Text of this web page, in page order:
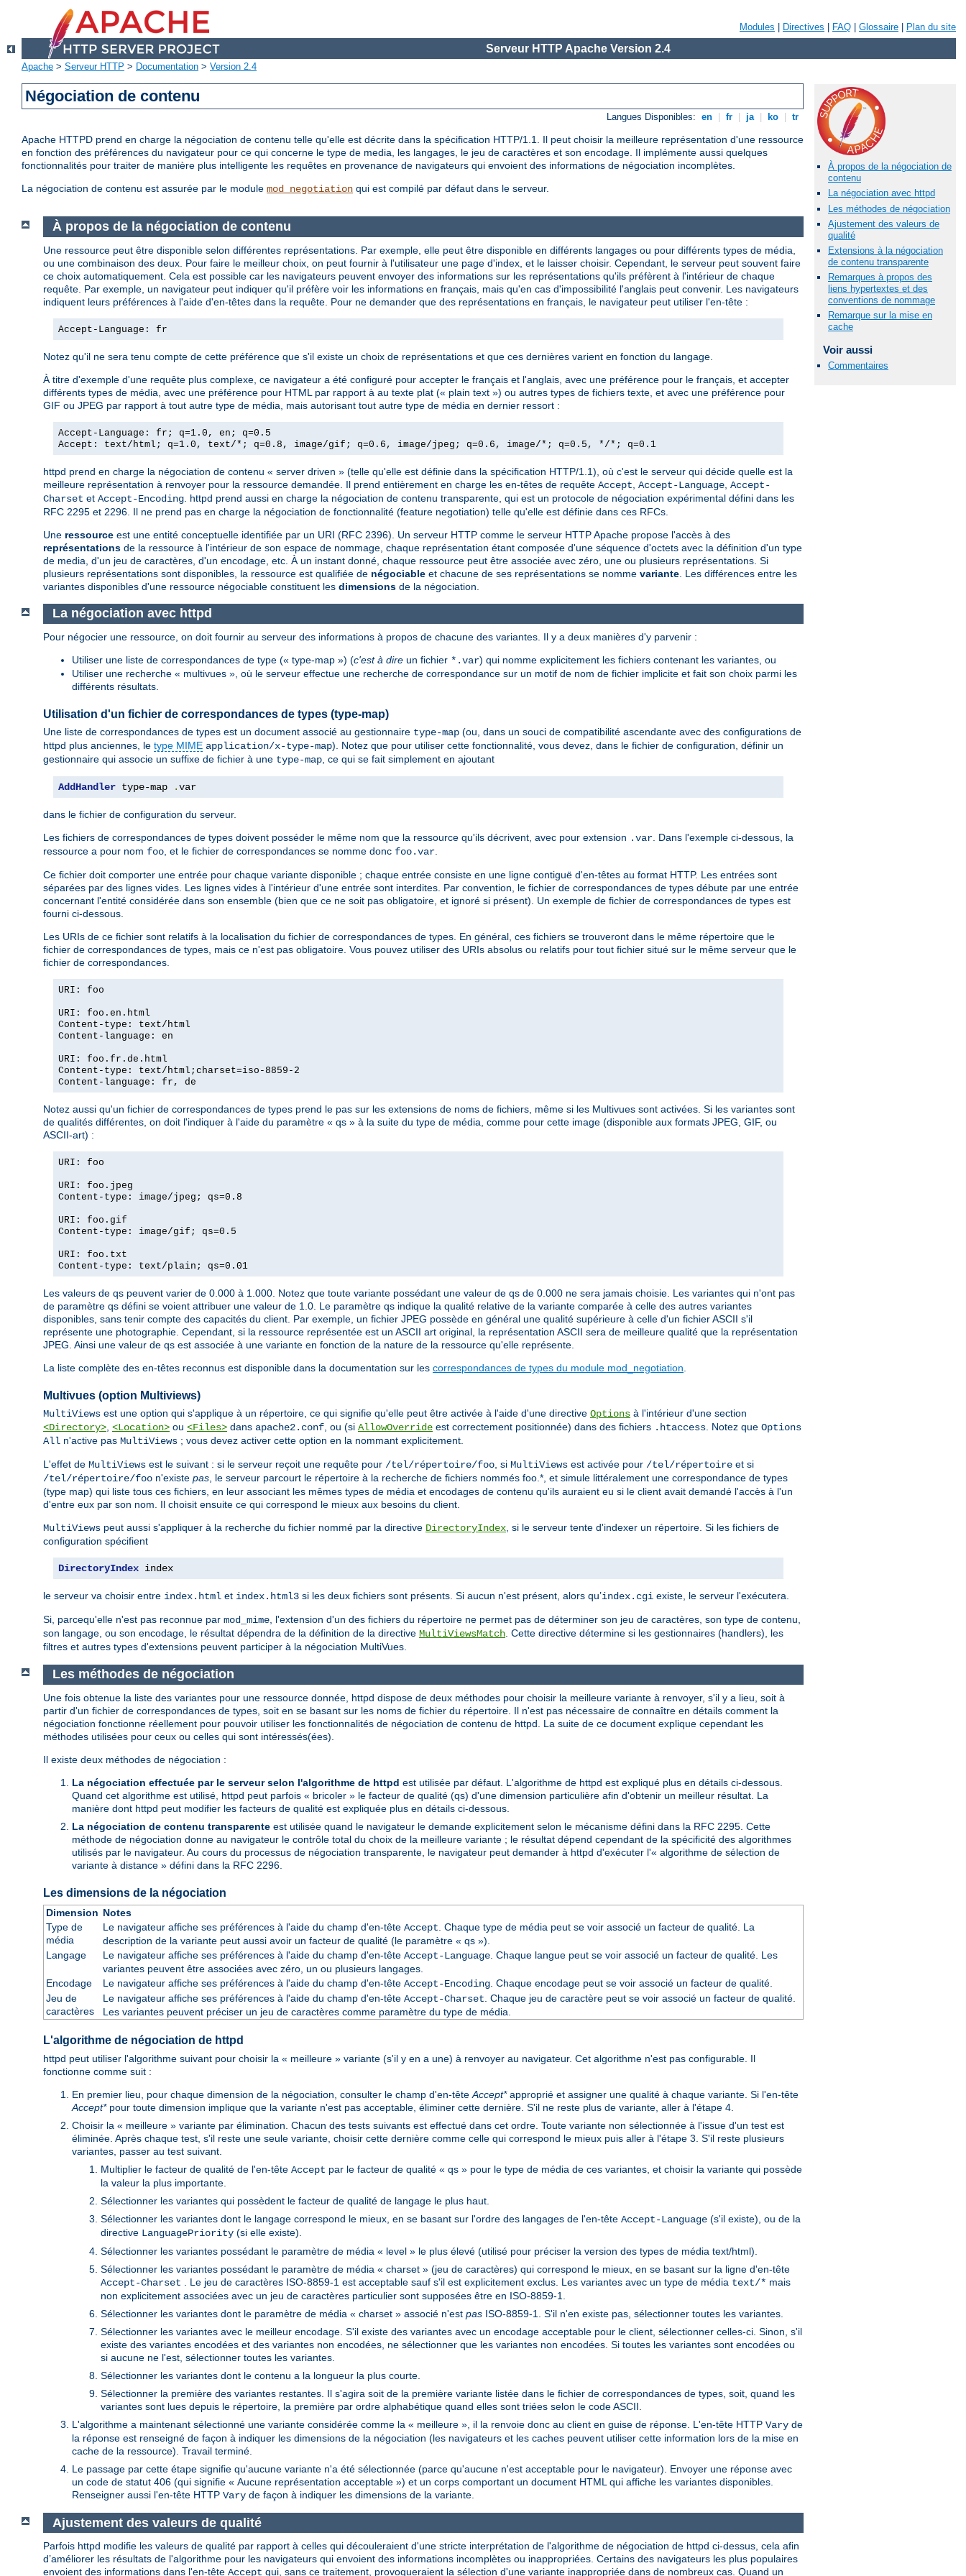
Modules Directives FAQ Glossaire Plan du site
Serveur HTTP Apache Version 2.4
Apache > Serveur HTTP > Documentation > Version 2.4
Négociation de contenu
Langues Disponibles: en fr ja ko tr
Apache HTTPD prend en charge la négociation de contenu telle qu'elle est décrite dans la spécification HTTP/1.1. Il peut choisir la meilleure représentation d'une ressource
en fonction des préférences du navigateur pour ce qui concerne le type de media, les langages, le jeu de caractères et son encodage. Il implémente aussi quelques
fonctionnalités pour traiter de manière plus intelligente les requêtes en provenance de navigateurs qui envoient des informations de négociation incomplètes.
La négociation de contenu est assurée par le module mod_negotiation qui est compilé par défaut dans le serveur.
À propos de la négociation de
contenu
La négociation avec httpd
Les méthodes de négociation
Ajustement des valeurs de
qualité
Extensions à la négociation
de contenu transparente
Remarques à propos des
liens hypertextes et des
conventions de nommage
Remarque sur la mise en
cache
Voir aussi
Commentaires
À propos de la négociation de contenu
Une ressource peut être disponible selon différentes représentations. Par exemple, elle peut être disponible en différents langages ou pour différents types de média,
ou une combinaison des deux. Pour faire le meilleur choix, on peut fournir à l'utilisateur une page d'index, et le laisser choisir. Cependant, le serveur peut souvent faire
ce choix automatiquement. Cela est possible car les navigateurs peuvent envoyer des informations sur les représentations qu'ils préfèrent à l'intérieur de chaque
requête. Par exemple, un navigateur peut indiquer qu'il préfère voir les informations en français, mais qu'en cas d'impossibilité l'anglais peut convenir. Les navigateurs
indiquent leurs préférences à l'aide d'en-têtes dans la requête. Pour ne demander que des représentations en français, le navigateur peut utiliser l'en-tête :
Accept-Language: fr
Notez qu'il ne sera tenu compte de cette préférence que s'il existe un choix de représentations et que ces dernières varient en fonction du langage.
À titre d'exemple d'une requête plus complexe, ce navigateur a été configuré pour accepter le français et l'anglais, avec une préférence pour le français, et accepter
différents types de média, avec une préférence pour HTML par rapport à au texte plat (« plain text ») ou autres types de fichiers texte, et avec une préférence pour
GIF ou JPEG par rapport à tout autre type de média, mais autorisant tout autre type de média en dernier ressort :
Accept-Language: fr; q=1.0, en; q=0.5
Accept: text/html; q=1.0, text/*; q=0.8, image/gif; q=0.6, image/jpeg; q=0.6, image/*; q=0.5, */*; q=0.1
httpd prend en charge la négociation de contenu « server driven » (telle qu'elle est définie dans la spécification HTTP/1.1), où c'est le serveur qui décide quelle est la
meilleure représentation à renvoyer pour la ressource demandée. Il prend entièrement en charge les en-têtes de requête Accept Accept-Language Accept-
Charset et Accept-Encoding . httpd prend aussi en charge la négociation de contenu transparente, qui est un protocole de négociation expérimental défini dans les
RFC 2295 et 2296. Il ne prend pas en charge la négociation de fonctionnalité (feature negotiation) telle qu'elle est définie dans ces RFCs.
Une ressource est une entité conceptuelle identifiée par un URI (RFC 2396). Un serveur HTTP comme le serveur HTTP Apache propose l'accès à des
représentations de la ressource à l'intérieur de son espace de nommage, chaque représentation étant composée d'une séquence d'octets avec la définition d'un type
de media, d'un jeu de caractères, d'un encodage, etc. À un instant donné, chaque ressource peut être associée avec zéro, une ou plusieurs représentations. Si
plusieurs représentations sont disponibles, la ressource est qualifiée de négociable et chacune de ses représentations se nomme variante . Les différences entre les
variantes disponibles d'une ressource négociable constituent les dimensions de la négociation.
La négociation avec httpd
Pour négocier une ressource, on doit fournir au serveur des informations à propos de chacune des variantes. Il y a deux manières d'y parvenir :
Utiliser une liste de correspondances de type (« type-map ») (c'est à dire un fichier *.var) qui nomme explicitement les fichiers contenant les variantes, ou
Utiliser une recherche « multivues », où le serveur effectue une recherche de correspondance sur un motif de nom de fichier implicite et fait son choix parmi les
différents résultats.
Utilisation d'un fichier de correspondances de types (type-map)
Une liste de correspondances de types est un document associé au gestionnaire type-map (ou, dans un souci de compatibilité ascendante avec des configurations de
httpd plus anciennes, le type MIME application/x-type-map). Notez que pour utiliser cette fonctionnalité, vous devez, dans le fichier de configuration, définir un
gestionnaire qui associe un suffixe de fichier à une type-map, ce qui se fait simplement en ajoutant
AddHandler type-map .var
dans le fichier de configuration du serveur.
Les fichiers de correspondances de types doivent posséder le même nom que la ressource qu'ils décrivent, avec pour extension .var. Dans l'exemple ci-dessous, la
ressource a pour nom foo, et le fichier de correspondances se nomme donc foo.var.
Ce fichier doit comporter une entrée pour chaque variante disponible ; chaque entrée consiste en une ligne contiguë d'en-têtes au format HTTP. Les entrées sont
séparées par des lignes vides. Les lignes vides à l'intérieur d'une entrée sont interdites. Par convention, le fichier de correspondances de types débute par une entrée
concernant l'entité considérée dans son ensemble (bien que ce ne soit pas obligatoire, et ignoré si présent). Un exemple de fichier de correspondances de types est
fourni ci-dessous.
Les URIs de ce fichier sont relatifs à la localisation du fichier de correspondances de types. En général, ces fichiers se trouveront dans le même répertoire que le
fichier de correspondances de types, mais ce n'est pas obligatoire. Vous pouvez utiliser des URIs absolus ou relatifs pour tout fichier situé sur le même serveur que le
fichier de correspondances.
URI: foo
URI: foo.en.html
Content-type: text/html
Content-language: en
URI: foo.fr.de.html
Content-type: text/html;charset=iso-8859-2
Content-language: fr, de
Notez aussi qu'un fichier de correspondances de types prend le pas sur les extensions de noms de fichiers, même si les Multivues sont activées. Si les variantes sont
de qualités différentes, on doit l'indiquer à l'aide du paramètre « qs » à la suite du type de média, comme pour cette image (disponible aux formats JPEG, GIF, ou
ASCII-art) :
URI: foo
URI: foo.jpeg
Content-type: image/jpeg; qs=0.8
URI: foo.gif
Content-type: image/gif; qs=0.5
URI: foo.txt
Content-type: text/plain; qs=0.01
Les valeurs de qs peuvent varier de 0.000 à 1.000. Notez que toute variante possédant une valeur de qs de 0.000 ne sera jamais choisie. Les variantes qui n'ont pas
de paramètre qs défini se voient attribuer une valeur de 1.0. Le paramètre qs indique la qualité relative de la variante comparée à celle des autres variantes
disponibles, sans tenir compte des capacités du client. Par exemple, un fichier JPEG possède en général une qualité supérieure à celle d'un fichier ASCII s'il
représente une photographie. Cependant, si la ressource représentée est un ASCII art original, la représentation ASCII sera de meilleure qualité que la représentation
JPEG. Ainsi une valeur de qs est associée à une variante en fonction de la nature de la ressource qu'elle représente.
La liste complète des en-têtes reconnus est disponible dans la documentation sur les correspondances de types du module mod_negotiation.
Multivues (option Multiviews)
MultiViews est une option qui s'applique à un répertoire, ce qui signifie qu'elle peut être activée à l'aide d'une directive Options à l'intérieur d'une section
<Directory>, <Location> ou <Files> dans apache2.conf, ou (si AllowOverride est correctement positionnée) dans des fichiers .htaccess. Notez que Options
All n'active pas MultiViews ; vous devez activer cette option en la nommant explicitement.
L'effet de MultiViews est le suivant : si le serveur reçoit une requête pour /tel/répertoire/foo, si MultiViews est activée pour /tel/répertoire et si
/tel/répertoire/foo n'existe pas, le serveur parcourt le répertoire à la recherche de fichiers nommés foo.*, et simule littéralement une correspondance de types
(type map) qui liste tous ces fichiers, en leur associant les mêmes types de média et encodages de contenu qu'ils auraient eu si le client avait demandé l'accès à l'un
d'entre eux par son nom. Il choisit ensuite ce qui correspond le mieux aux besoins du client.
MultiViews peut aussi s'appliquer à la recherche du fichier nommé par la directive DirectoryIndex, si le serveur tente d'indexer un répertoire. Si les fichiers de
configuration spécifient
DirectoryIndex index
le serveur va choisir entre index.html et index.html3 si les deux fichiers sont présents. Si aucun n'est présent, alors qu’index.cgi existe, le serveur l'exécutera.
Si, parcequ'elle n'est pas reconnue par mod_mime, l'extension d'un des fichiers du répertoire ne permet pas de déterminer son jeu de caractères, son type de contenu,
son langage, ou son encodage, le résultat dépendra de la définition de la directive MultiViewsMatch. Cette directive détermine si les gestionnaires (handlers), les
filtres et autres types d'extensions peuvent participer à la négociation MultiVues.
Les méthodes de négociation
Une fois obtenue la liste des variantes pour une ressource donnée, httpd dispose de deux méthodes pour choisir la meilleure variante à renvoyer, s'il y a lieu, soit à
partir d'un fichier de correspondances de types, soit en se basant sur les noms de fichier du répertoire. Il n'est pas nécessaire de connaître en détails comment la
négociation fonctionne réellement pour pouvoir utiliser les fonctionnalités de négociation de contenu de httpd. La suite de ce document explique cependant les
méthodes utilisées pour ceux ou celles qui sont intéressés(ées).
Il existe deux méthodes de négociation :
La négociation effectuée par le serveur selon l'algorithme de httpd est utilisée par défaut. L'algorithme de httpd est expliqué plus en détails ci-dessous.
Quand cet algorithme est utilisé, httpd peut parfois « bricoler » le facteur de qualité (qs) d'une dimension particulière afin d'obtenir un meilleur résultat. La
manière dont httpd peut modifier les facteurs de qualité est expliquée plus en détails ci-dessous.
La négociation de contenu transparente est utilisée quand le navigateur le demande explicitement selon le mécanisme défini dans la RFC 2295. Cette
méthode de négociation donne au navigateur le contrôle total du choix de la meilleure variante ; le résultat dépend cependant de la spécificité des algorithmes
utilisés par le navigateur. Au cours du processus de négociation transparente, le navigateur peut demander à httpd d'exécuter l'« algorithme de sélection de
variante à distance » défini dans la RFC 2296.
Les dimensions de la négociation
Dimension Notes
Type de
média
Le navigateur affiche ses préférences à l'aide du champ d'en-tête Accept . Chaque type de média peut se voir associé un facteur de qualité. La
description de la variante peut aussi avoir un facteur de qualité (le paramètre « qs »).
Langage
Le navigateur affiche ses préférences à l'aide du champ d'en-tête Accept-Language. Chaque langue peut se voir associé un facteur de qualité. Les
variantes peuvent être associées avec zéro, un ou plusieurs langages.
Encodage
Le navigateur affiche ses préférences à l'aide du champ d'en-tête Accept-Encoding. Chaque encodage peut se voir associé un facteur de qualité.
Jeu de
caractères
Le navigateur affiche ses préférences à l'aide du champ d'en-tête Accept-Charset . Chaque jeu de caractère peut se voir associé un facteur de qualité.
Les variantes peuvent préciser un jeu de caractères comme paramètre du type de média.
L'algorithme de négociation de httpd
httpd peut utiliser l'algorithme suivant pour choisir la « meilleure » variante (s'il y en a une) à renvoyer au navigateur. Cet algorithme n'est pas configurable. Il
fonctionne comme suit :
En premier lieu, pour chaque dimension de la négociation, consulter le champ d'en-tête Accept*approprié et assigner une qualité à chaque variante. Si l'en-tête
Accept*pour toute dimension implique que la variante n'est pas acceptable, éliminer cette dernière. S'il ne reste plus de variante, aller à l'étape 4.
Choisir la « meilleure » variante par élimination. Chacun des tests suivants est effectué dans cet ordre. Toute variante non sélectionnée à l'issue d'un test est
éliminée. Après chaque test, s'il reste une seule variante, choisir cette dernière comme celle qui correspond le mieux puis aller à l'étape 3. S'il reste plusieurs
variantes, passer au test suivant.
Multiplier le facteur de qualité de l'en-tête Accept par le facteur de qualité « qs » pour le type de média de ces variantes, et choisir la variante qui possède
la valeur la plus importante.
Sélectionner les variantes qui possèdent le facteur de qualité de langage le plus haut.
Sélectionner les variantes dont le langage correspond le mieux, en se basant sur l'ordre des langages de l'en-tête Accept-Language (s'il existe), ou de la
directive LanguagePriority (si elle existe).
Sélectionner les variantes possédant le paramètre de média « level » le plus élevé (utilisé pour préciser la version des types de média text/html).
Sélectionner les variantes possédant le paramètre de média « charset » (jeu de caractères) qui correspond le mieux, en se basant sur la ligne d'en-tête
Accept-Charset . Le jeu de caractères ISO-8859-1 est acceptable sauf s'il est explicitement exclus. Les variantes avec un type de média text/* mais
non explicitement associées avec un jeu de caractères particulier sont supposées être en ISO-8859-1.
Sélectionner les variantes dont le paramètre de média « charset » associé n'est pas ISO-8859-1. S'il n'en existe pas, sélectionner toutes les variantes.
Sélectionner les variantes avec le meilleur encodage. S'il existe des variantes avec un encodage acceptable pour le client, sélectionner celles-ci. Sinon, s'il
existe des variantes encodées et des variantes non encodées, ne sélectionner que les variantes non encodées. Si toutes les variantes sont encodées ou
si aucune ne l'est, sélectionner toutes les variantes.
Sélectionner les variantes dont le contenu a la longueur la plus courte.
Sélectionner la première des variantes restantes. Il s'agira soit de la première variante listée dans le fichier de correspondances de types, soit, quand les
variantes sont lues depuis le répertoire, la première par ordre alphabétique quand elles sont triées selon le code ASCII.
L'algorithme a maintenant sélectionné une variante considérée comme la « meilleure », il la renvoie donc au client en guise de réponse. L'en-tête HTTP Vary de
la réponse est renseigné de façon à indiquer les dimensions de la négociation (les navigateurs et les caches peuvent utiliser cette information lors de la mise en
cache de la ressource). Travail terminé.
Le passage par cette étape signifie qu'aucune variante n'a été sélectionnée (parce qu'aucune n'est acceptable pour le navigateur). Envoyer une réponse avec
un code de statut 406 (qui signifie « Aucune représentation acceptable ») et un corps comportant un document HTML qui affiche les variantes disponibles.
Renseigner aussi l'en-tête HTTP Vary de façon à indiquer les dimensions de la variante.
Ajustement des valeurs de qualité
Parfois httpd modifie les valeurs de qualité par rapport à celles qui découleraient d'une stricte interprétation de l'algorithme de négociation de httpd ci-dessus, cela afin
d’améliorer les résultats de l'algorithme pour les navigateurs qui envoient des informations incomplètes ou inappropriées. Certains des navigateurs les plus populaires
envoient des informations dans l'en-tête Accept qui, sans ce traitement, provoqueraient la sélection d'une variante inappropriée dans de nombreux cas. Quand un